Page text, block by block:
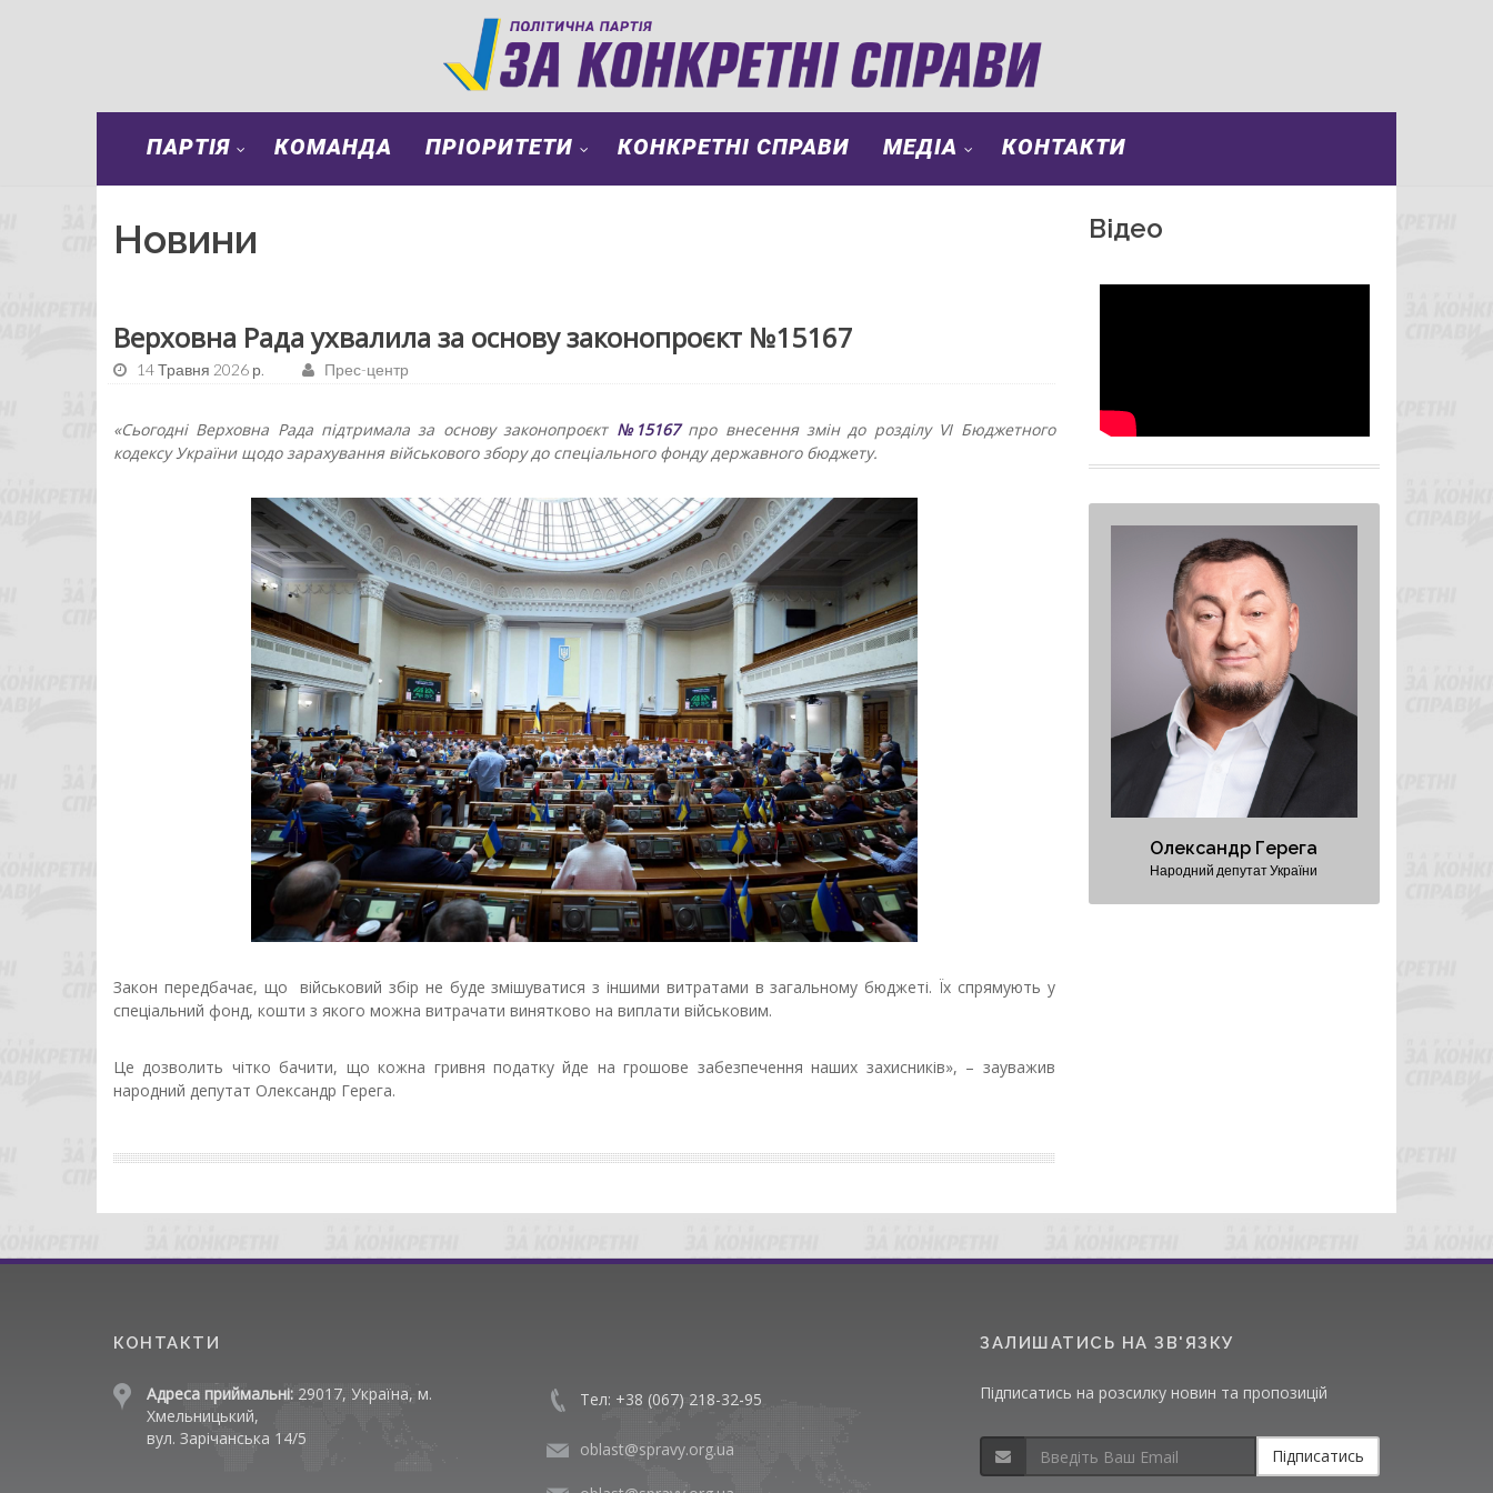
ПАРТІЯ КОМАНДА ПРІОРИТЕТИ КОНКРЕТНІ СПРАВИ МЕДІА КОНТАКТИ
Новини
Верховна Рада ухвалила за основу законопроєкт №15167
14 Травня 2026 р. Прес-центр
«Сьогодні Верховна Рада підтримала за основу законопроєкт №15167про внесення змін до розділу VI Бюджетного
кодексу України щодо зарахування військового збору до спеціального фонду державного бюджету.
Закон передбачає, що військовий збір не буде змішуватися з іншими витратами в загальному бюджеті. Їх спрямують у
спеціальний фонд, кошти з якого можна витрачати винятково на виплати військовим.
Це дозволить чітко бачити, що кожна гривня податку йде на грошове забезпечення наших захисників», – зауважив
народний депутат Олександр Герега.
Відео
Олександр Герега
Народний депутат України
Олександр Герега
Народний депутат України
Президент Федерації важкої
атлетики України
Перший віцепрезидент
Федерації волейболу України
Персональний сайт
КОНТАКТИ
Адреса приймальні: 29017, Україна, м.
Хмельницький,
вул. Зарічанська 14/5
Тел: +38 (067) 218-32-95
oblast@spravy.org.ua
ЗАЛИШАТИСЬ НА ЗВ'ЯЗКУ
Підписатись на розсилку новин та пропозицій
Підписатись